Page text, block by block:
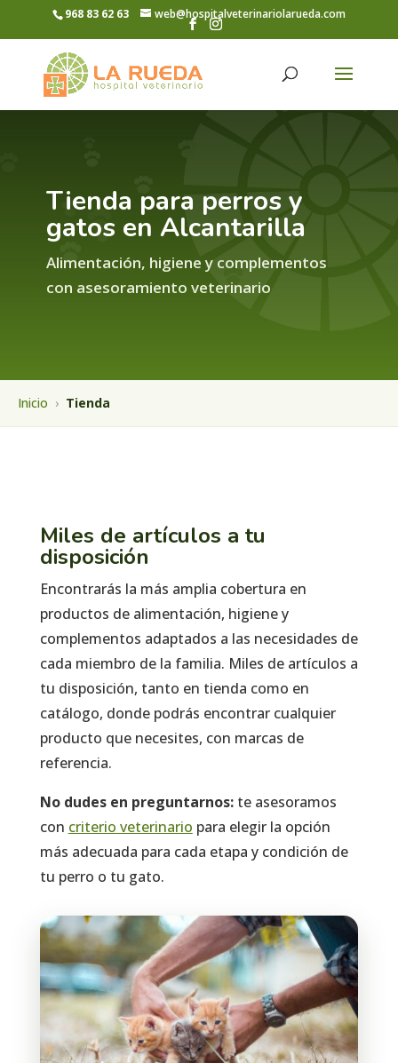
968 83 62 63 web@hospitalveterinariolarueda.com
Tienda para perros y
gatos en Alcantarilla
Alimentación, higiene y complementos
con asesoramiento veterinario
Inicio › Tienda
Miles de artículos a tu
disposición
Encontrarás la más amplia cobertura en
productos de alimentación, higiene y
complementos adaptados a las necesidades de
cada miembro de la familia. Miles de artículos a
tu disposición, tanto en tienda como en
catálogo, donde podrás encontrar cualquier
producto que necesites, con marcas de
referencia.
No dudes en preguntarnos:te asesoramos
con criterio veterinario para elegir la opción
más adecuada para cada etapa y condición de
tu perro o tu gato.